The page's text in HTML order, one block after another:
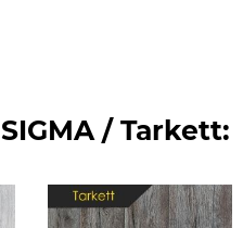
/ Tarkett: